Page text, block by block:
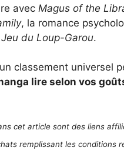
avec Magus of the
, la romance
du Loup-Garou.
classement universel
lire selon vos
cet article sont des liens
remplissant les conditions